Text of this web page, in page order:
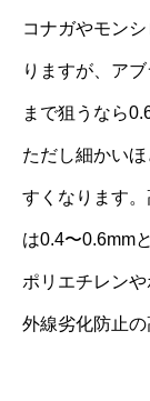
コナガやモン
りますが、ア
まで狙うなら
ただし細かい
すくなります
は0.4〜0.6mm
ポリエチレン
外線劣化防止の